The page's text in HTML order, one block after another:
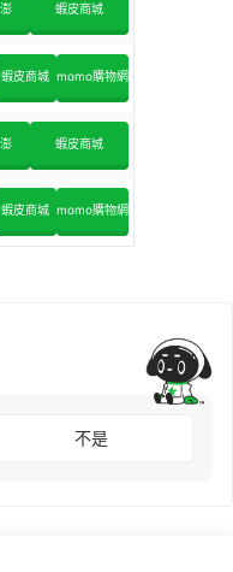
蝦皮商城
蝦皮商城 momo購物網
蝦皮商城
蝦皮商城 momo購物網
不是